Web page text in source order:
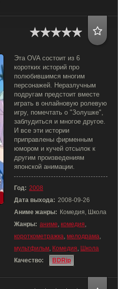
Эта OVA состоит из 6
коротких историй про
полюбившимся многим
персонажей. Неразлучным
подругам предстоит вместе
играть в онлайновую ролевую
игру, помечтать о "Золушке",
заблудиться и многое другое.
И все эти истории
приправлены фирменным
юмором и кучей отсылок к
другим произведениям
японской анимации.
Год: 2008
Дата выхода: 2008-09-26
Аниме жанры: Комедия, Школа
Жанры: аниме, комедия,
короткометражка, мелодрама,
мультфильм, Комедия, Школа
Качество:
BDRip